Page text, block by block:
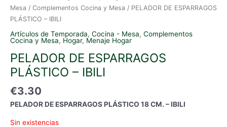
Mesa / Complementos Cocina y Mesa / PELADOR DE ESPARRAGOS
PLÁSTICO – IBILI
Artículos de Temporada, Cocina - Mesa, Complementos
Cocina y Mesa, Hogar, Menaje Hogar
PELADOR DE ESPARRAGOS
PLÁSTICO – IBILI
€3.30
PELADOR DE ESPARRAGOS PLÁSTICO 18 CM. – IBILI
Sin existencias